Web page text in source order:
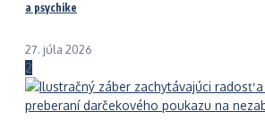
a psychike
27. júla 2026
2